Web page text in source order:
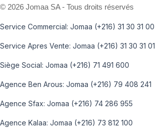
© 2026 Jomaa SA - Tous droits réservés
Service Commercial: Jomaa (+216) 31 30 31 00
Service Apres Vente: Jomaa (+216) 31 30 31 01
Siège Social: Jomaa (+216) 71 491 600
Agence Ben Arous: Jomaa (+216) 79 408 241
Agence Sfax: Jomaa (+216) 74 286 955
Agence Kalaa: Jomaa (+216) 73 812 100